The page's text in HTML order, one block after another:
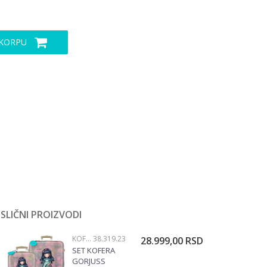
SLIČNI PROIZVODI
KOFERI 38.319.23
SET KOFERA
GORJUSS
28.999,00 RSD